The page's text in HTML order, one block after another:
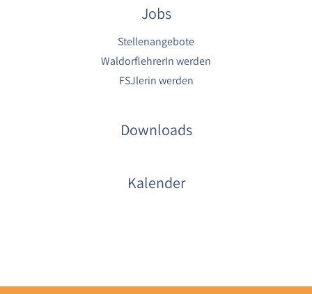
Jobs
Stellenangebote
WaldorflehrerIn werden
FSJlerin werden
Downloads
Kalender